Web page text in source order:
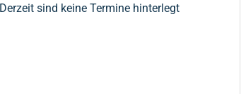
Derzeit sind keine Termine hinterlegt